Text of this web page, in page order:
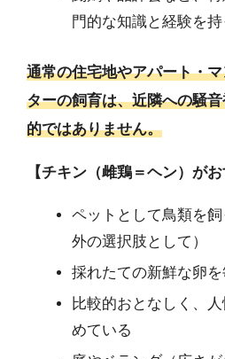
門的な知識と経験を
通常の住宅地やアパート・
ターの飼育は、近隣への騒
的ではありません。
【チキン（雌鶏＝ヘン）がお
ペットとして鳥類を
外の選択肢として）
採れたての新鮮な卵
比較的おとなしく、
めている